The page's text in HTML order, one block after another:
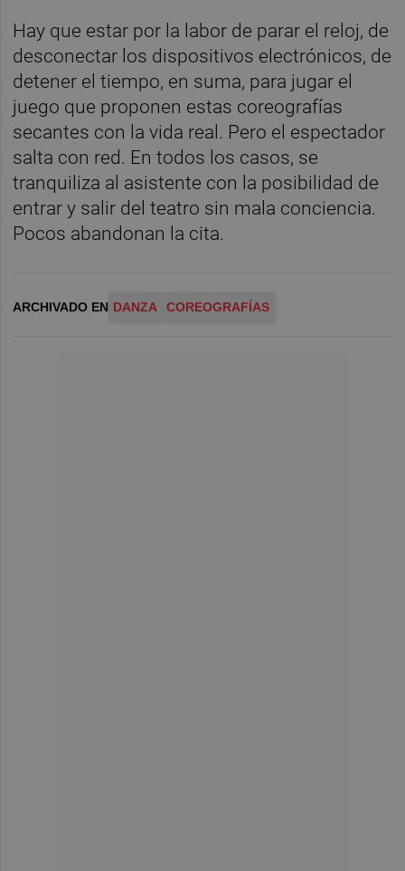
Hay que estar por la labor de parar el reloj, de
desconectar los dispositivos electrónicos, de
detener el tiempo, en suma, para jugar el
juego que proponen estas coreografías
secantes con la vida real. Pero el espectador
salta con red. En todos los casos, se
tranquiliza al asistente con la posibilidad de
entrar y salir del teatro sin mala conciencia.
Pocos abandonan la cita.
ARCHIVADO EN DANZA COREOGRAFÍAS